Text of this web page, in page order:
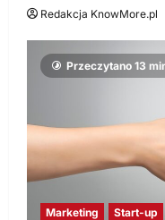
Redakcja KnowMore.pl
Przeczytano 13
Marketing Start-up